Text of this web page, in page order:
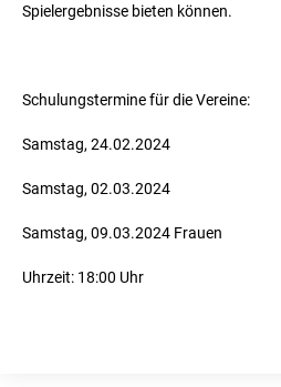
Spielergebnisse bieten können.
Schulungstermine für die Vereine:
Samstag, 24.02.2024
Samstag, 02.03.2024
Samstag, 09.03.2024 Frauen
Uhrzeit: 18:00 Uhr